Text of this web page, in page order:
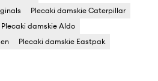
Plecaki damskie Caterpillar
Plecaki damskie Aldo
Plecaki damskie Eastpak